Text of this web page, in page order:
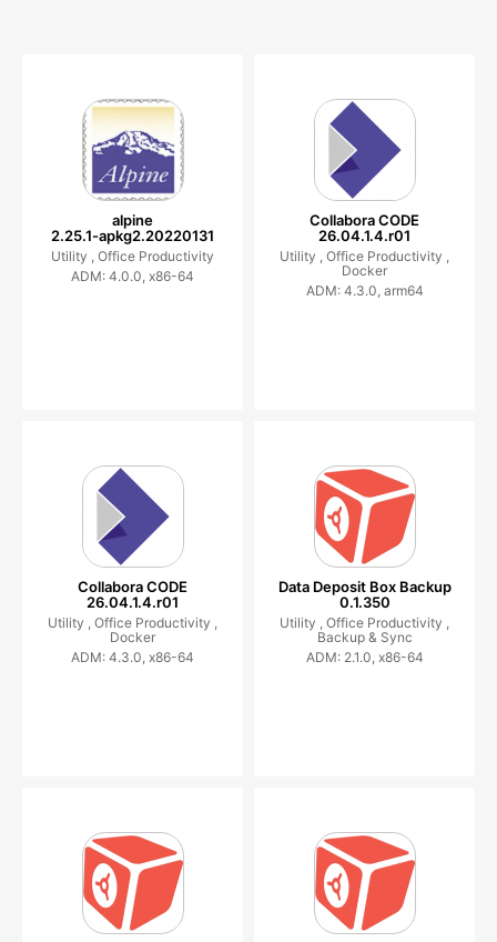
alpine
2.25.1-apkg2.20220131
Utility , Office Productivity
ADM: 4.0.0, x86-64
Collabora CODE
26.04.1.4.r01
Utility , Office Productivity ,
Docker
ADM: 4.3.0, arm64
Collabora CODE
26.04.1.4.r01
Utility , Office Productivity ,
Docker
ADM: 4.3.0, x86-64
Data Deposit Box Backup
0.1.350
Utility , Office Productivity ,
Backup & Sync
ADM: 2.1.0, x86-64